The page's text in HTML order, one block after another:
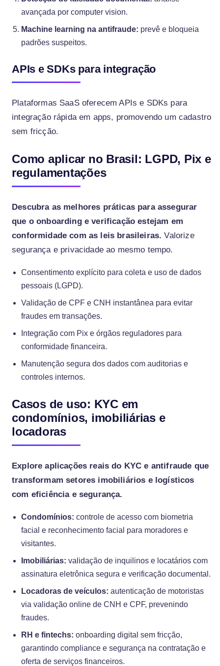
avançada por computer vision.
Machine learning na antifraude: prevê e bloqueia
padrões suspeitos.
APIs e SDKs para integração
Plataformas SaaS oferecem APIs e SDKs para
integração rápida em apps, promovendo um cadastro
sem fricção.
Como aplicar no Brasil: LGPD, Pix e
regulamentações
Descubra as melhores práticas para assegurar
que o onboarding e verificação estejam em
conformidade com as leis brasileiras. Valorize
segurança e privacidade ao mesmo tempo.
Consentimento explícito para coleta e uso de dados
pessoais (LGPD).
Validação de CPF e CNH instantânea para evitar
fraudes em transações.
Integração com Pix e órgãos reguladores para
conformidade financeira.
Manutenção segura dos dados com auditorias e
controles internos.
Casos de uso: KYC em
condomínios, imobiliárias e
locadoras
Explore aplicações reais do KYC e antifraude que
transformam setores imobiliários e logísticos
com eficiência e segurança.
Condomínios: controle de acesso com biometria
facial e reconhecimento facial para moradores e
visitantes.
Imobiliárias: validação de inquilinos e locatários com
assinatura eletrônica segura e verificação documental.
Locadoras de veículos: autenticação de motoristas
via validação online de CNH e CPF, prevenindo
fraudes.
RH e fintechs: onboarding digital sem fricção,
garantindo compliance e segurança na contratação e
oferta de serviços financeiros.